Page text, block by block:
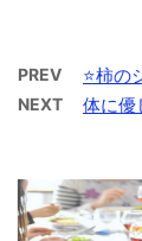
PREV ⭐️柿の
NEXT 体に優